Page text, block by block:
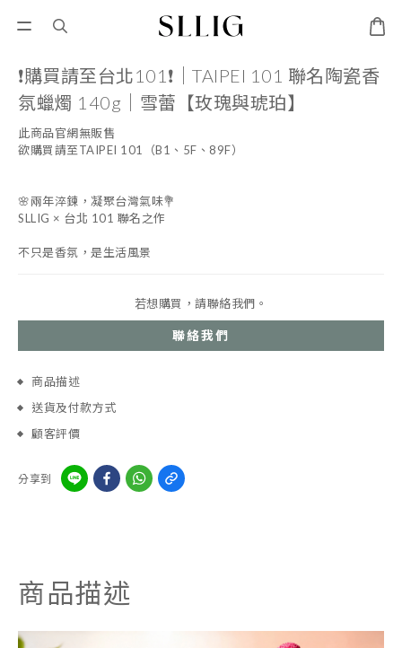
❗️購買請至台北101❗️｜TAIPEI 101 聯名陶瓷香
氛蠟燭 140g｜雪蕾【玫瑰與琥珀】
此商品官網無販售
欲購買請至TAIPEI 101（B1、5F、89F）
🌸兩年淬鍊，凝聚台灣氣味💐
SLLIG × 台北 101 聯名之作
不只是香氛，是生活風景
若想購買，請聯絡我們。
聯絡我們
商品描述
送貨及付款方式
顧客評價
分享到
商品描述